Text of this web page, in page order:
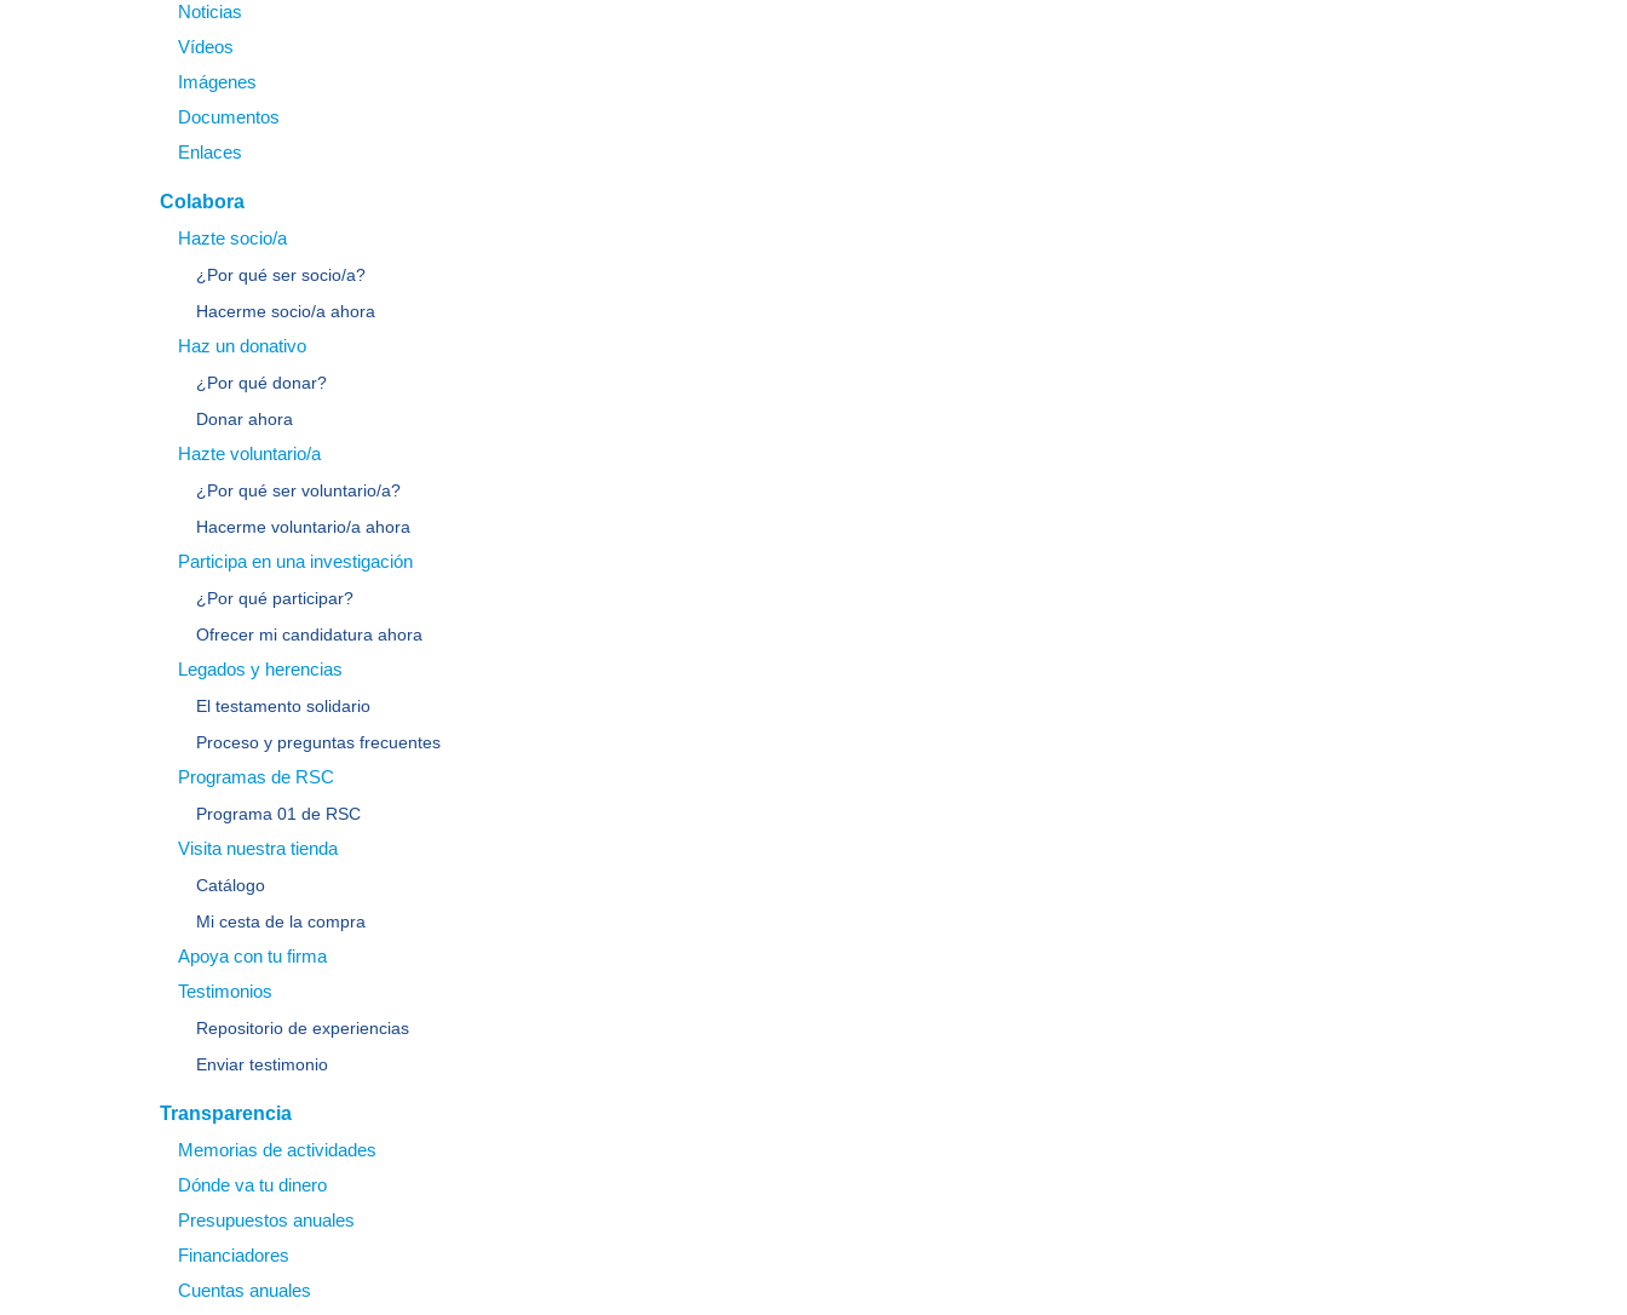
Noticias
Vídeos
Imágenes
Documentos
Enlaces
Colabora
Hazte socio/a
¿Por qué ser socio/a?
Hacerme socio/a ahora
Haz un donativo
¿Por qué donar?
Donar ahora
Hazte voluntario/a
¿Por qué ser voluntario/a?
Hacerme voluntario/a ahora
Participa en una investigación
¿Por qué participar?
Ofrecer mi candidatura ahora
Legados y herencias
El testamento solidario
Proceso y preguntas frecuentes
Programas de RSC
Programa 01 de RSC
Visita nuestra tienda
Catálogo
Mi cesta de la compra
Apoya con tu firma
Testimonios
Repositorio de experiencias
Enviar testimonio
Transparencia
Memorias de actividades
Dónde va tu dinero
Presupuestos anuales
Financiadores
Cuentas anuales